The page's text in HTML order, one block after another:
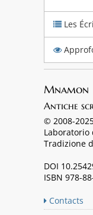
Les
Mnamon
Antiche
© 2008-
Laboratorio
Tradizione
DOI
ISBN 978-
Contacts